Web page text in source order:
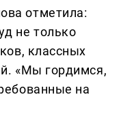
отметила:
не только
классных
«Мы гордимся,
на